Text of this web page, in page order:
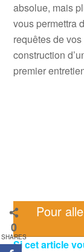
absolue, mais
vous permettra
requêtes de
construction
premier
Pour
Si cet article
0
SHARES